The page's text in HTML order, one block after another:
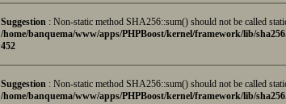
Suggestion : Non-static method SHA256::sum() should not be called
/home/banquema/www/apps/PHPBoost/kernel/framework/lib/
452
Suggestion : Non-static method SHA256::sum() should not be called
/home/banquema/www/apps/PHPBoost/kernel/framework/lib/